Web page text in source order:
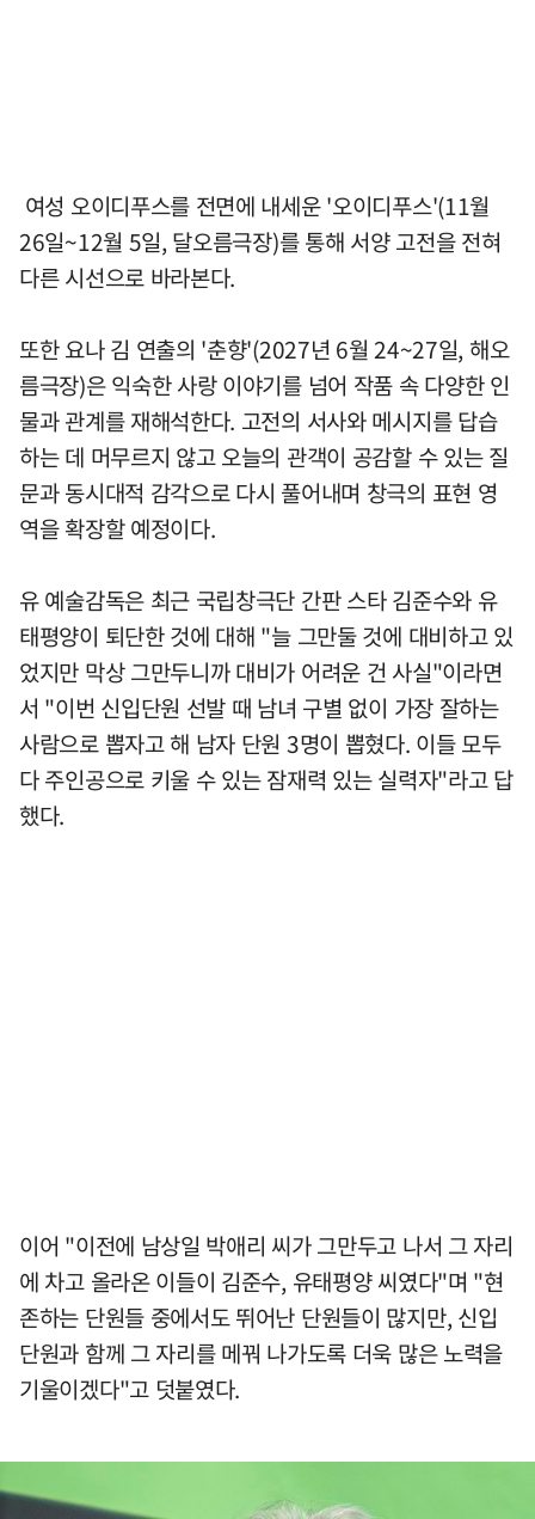
여성 오이디푸스를 전면에 내세운 '오이디푸스'(11월
26일~12월 5일, 달오름극장)를 통해 서양 고전을 전혀
다른 시선으로 바라본다.
또한 요나 김 연출의 '춘향'(2027년 6월 24~27일, 해오
름극장)은 익숙한 사랑 이야기를 넘어 작품 속 다양한 인
물과 관계를 재해석한다. 고전의 서사와 메시지를 답습
하는 데 머무르지 않고 오늘의 관객이 공감할 수 있는 질
문과 동시대적 감각으로 다시 풀어내며 창극의 표현 영
역을 확장할 예정이다.
유 예술감독은 최근 국립창극단 간판 스타 김준수와 유
태평양이 퇴단한 것에 대해 "늘 그만둘 것에 대비하고 있
었지만 막상 그만두니까 대비가 어려운 건 사실"이라면
서 "이번 신입단원 선발 때 남녀 구별 없이 가장 잘하는
사람으로 뽑자고 해 남자 단원 3명이 뽑혔다. 이들 모두
다 주인공으로 키울 수 있는 잠재력 있는 실력자"라고 답
했다.
이어 "이전에 남상일 박애리 씨가 그만두고 나서 그 자리
에 차고 올라온 이들이 김준수, 유태평양 씨였다"며 "현
존하는 단원들 중에서도 뛰어난 단원들이 많지만, 신입
단원과 함께 그 자리를 메꿔 나가도록 더욱 많은 노력을
기울이겠다"고 덧붙였다.